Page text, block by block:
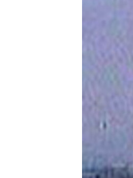
ՁԳՏԵԼՈՎ ԼԱՎԱԳՈՒՅՆԻՆ